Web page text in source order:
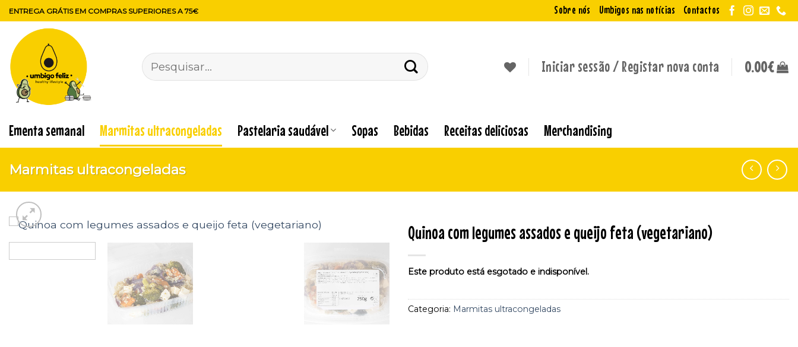
Skip
to
content
ENTREGA GRÁTIS EM COMPRAS SUPERIORES A 75€ Sobre nós Umbigos nas notícias Contactos
Pesquisar
por:
Iniciar sessão / Registar nova conta 0.00€
Ementa semanal Marmitas ultracongeladas Pastelaria saudável Sopas Bebidas Receitas deliciosas Merchandising
Marmitas ultracongeladas
Adicionar
aos
favoritos
Quinoa com legumes assados e queijo feta (vegetariano)
Este produto está esgotado e indisponível.
Categoria: Marmitas ultracongeladas